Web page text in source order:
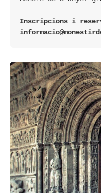
Inscripcions i